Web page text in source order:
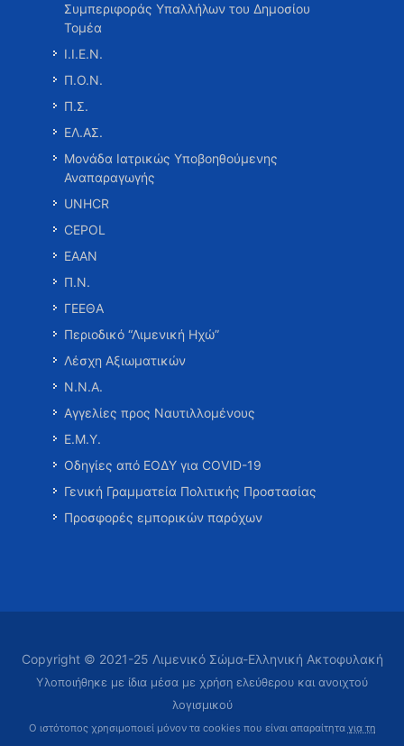
Συμπεριφοράς Υπαλλήλων του Δημοσίου
Τομέα
Ι.Ι.Ε.Ν.
Π.Ο.Ν.
Π.Σ.
ΕΛ.ΑΣ.
Μονάδα Ιατρικώς Υποβοηθούμενης
Αναπαραγωγής
UNHCR
CEPOL
ΕΑΑΝ
Π.Ν.
ΓΕΕΘΑ
Περιοδικό “Λιμενική Ηχώ”
Λέσχη Αξιωματικών
Ν.Ν.Α.
Αγγελίες προς Ναυτιλλομένους
Ε.Μ.Υ.
Οδηγίες από ΕΟΔΥ για COVID-19
Γενική Γραμματεία Πολιτικής Προστασίας
Προσφορές εμπορικών παρόχων
Copyright © 2021-25 Λιμενικό Σώμα-Ελληνική Ακτοφυλακή
Υλοποιήθηκε με ίδια μέσα με χρήση ελεύθερου και ανοιχτού
λογισμικού
Ο ιστότοπος χρησιμοποιεί μόνον τα cookies που είναι απαραίτητα για τη